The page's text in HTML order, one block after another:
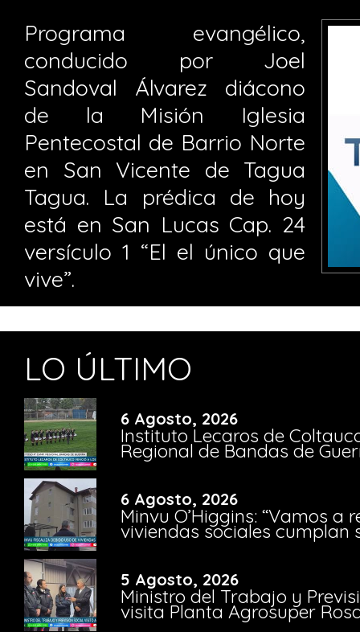
Programa evangélico,
conducido por Joel
Sandoval Álvarez diácono
de la Misión Iglesia
Pentecostal de Barrio Norte
en San Vicente de Tagua
Tagua. La prédica de hoy
está en San Lucas Cap. 24
versículo 1 “El el único que
vive”.
LO ÚLTIMO
6 Agosto, 2026
Instituto Lecaros de
Regional de Bandas de
6 Agosto, 2026
Minvu O’Higgins: “Vamos a
viviendas sociales cumplan
5 Agosto, 2026
Ministro del Trabajo y
visita Planta Agrosuper